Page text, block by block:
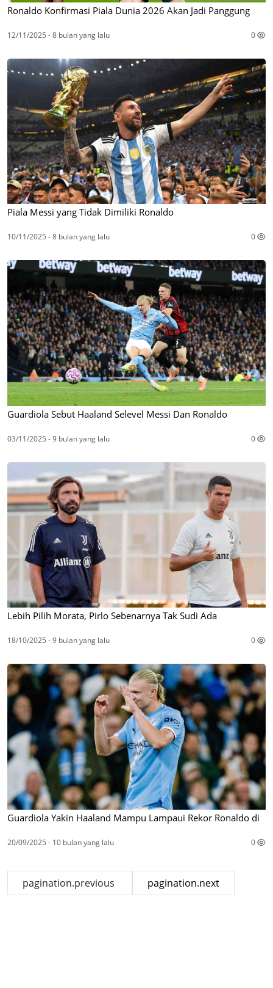
Ronaldo Konfirmasi Piala Dunia 2026 Akan Jadi Panggung
12/11/2025 - 8 bulan yang lalu 0
Piala Messi yang Tidak Dimiliki Ronaldo
10/11/2025 - 8 bulan yang lalu 0
Guardiola Sebut Haaland Selevel Messi Dan Ronaldo
03/11/2025 - 9 bulan yang lalu 0
Lebih Pilih Morata, Pirlo Sebenarnya Tak Sudi Ada
18/10/2025 - 9 bulan yang lalu 0
Guardiola Yakin Haaland Mampu Lampaui Rekor Ronaldo di
20/09/2025 - 10 bulan yang lalu 0
pagination.previous pagination.next